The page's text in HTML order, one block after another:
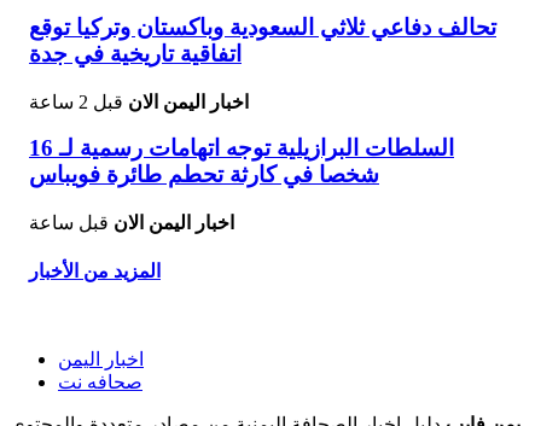
تحالف دفاعي ثلاثي السعودية وباكستان وتركيا توقع
اتفاقية تاريخية في جدة
اخبار اليمن الان قبل 2 ساعة
السلطات البرازيلية توجه اتهامات رسمية لـ 16
شخصا في كارثة تحطم طائرة فويباس
اخبار اليمن الان قبل ساعة
المزيد من الأخبار
اخبار اليمن
صحافه نت